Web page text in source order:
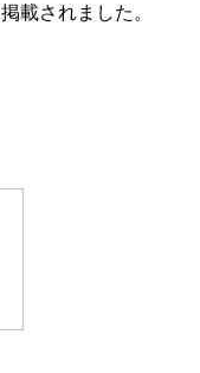
載されました。